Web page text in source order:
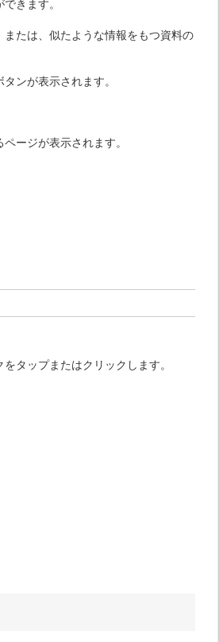
きます。
たは、似たような情報をもつ資料の
ンが表示されます。
ージが表示されます。
タップまたはクリックします。